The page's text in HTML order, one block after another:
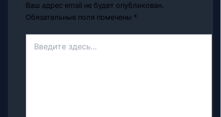
Ваш адрес email не будет опубликован.
Обязательные поля помечены *
здесь...